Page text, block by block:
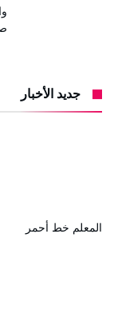
جديد الأخبار
المعلم خط أحمر